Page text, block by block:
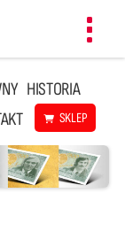
HISTORIA
SKLEP